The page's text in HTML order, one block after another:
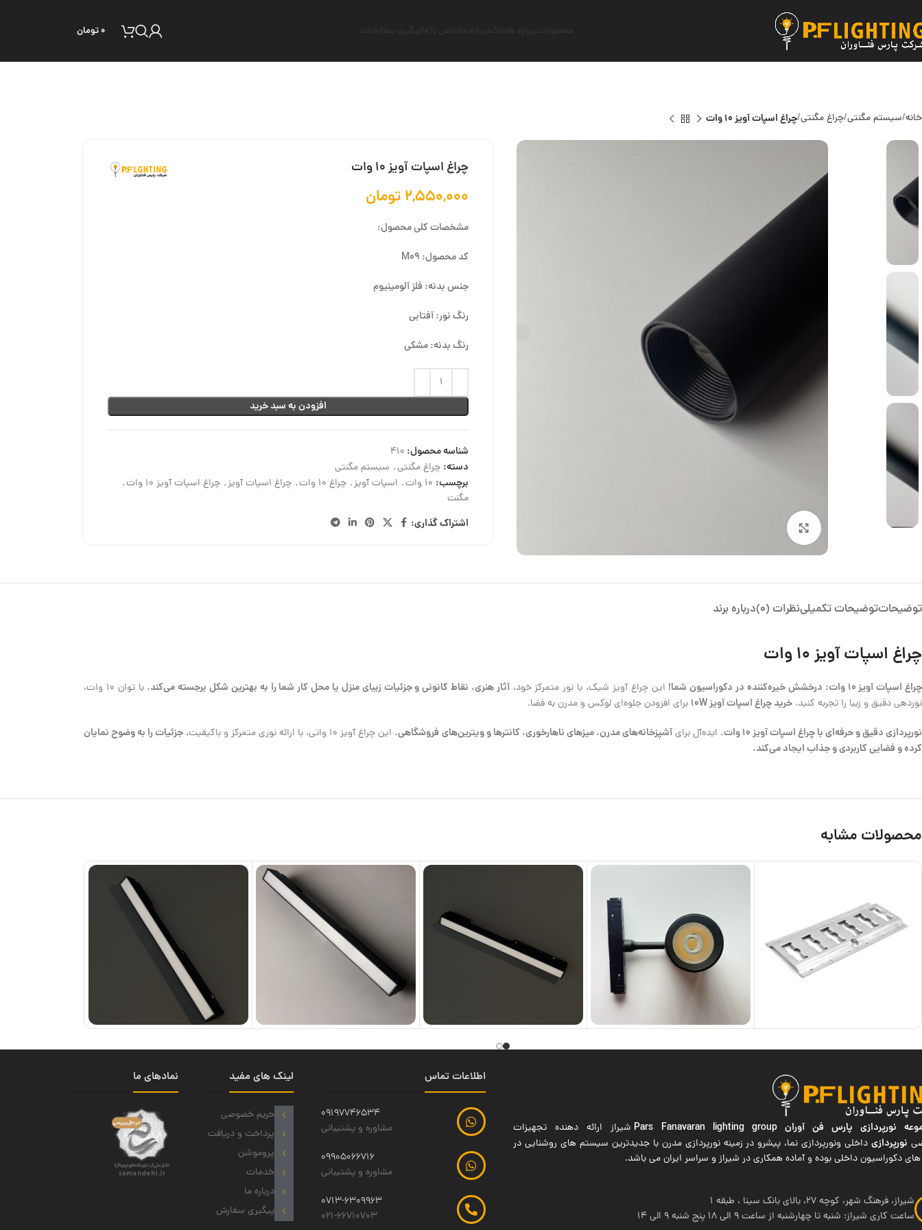
۰تومان
خانه سیستم مگنتی چراغ مگنتی چراغ اسپات آویز 10 وات
چراغ اسپات آویز 10 وات
۲,۵۵۰,۰۰۰ تومان
مشخصات کلی محصول:
کد محصول: M09
جنس بدنه: فلز آلومینیوم
رنگ نور: آفتابی
رنگ بدنه: مشکی
افزودن به سبد خرید
شناسه محصول: 410
دسته: چراغ مگنتی, سیستم مگنتی
برچسب: 10 وات , اسپات آویز, چراغ 10 وات , چراغ اسپات آویز, چراغ اسپات آویز 10 وات
,
مگنت
اشتراک گذاری:
توضیحاتتوضیحات تکمیلینظرات (0) درباره برند
چراغ اسپات آویز 10 وات
چراغ اسپات آویز 10 وات: درخشش خیره‌کننده در دکوراسیون شما! این چراغ آویز شیک، با نور متمرکز خود،آثار هنری، نقاط کانونی و جزئیات زیبای منزل یا محل کار شما را به بهترین شکل برجسته می‌کند.
با توان 10 وات،
نوردهی دقیق و زیبا را تجربه کنید. خرید چراغ اسپات آویز 10W برای افزودن جلوه‌ای لوکس و مدرن به فضا.
نورپردازی دقیق و حرفه‌ای با چراغ اسپات آویز 10 وات. ایده‌آل برایآشپزخانه‌های مدرن، میزهای ناهارخوری، کانترها و ویترین‌های فروشگاهی. این چراغ آویز 10 واتی، با ارائه نوری متمرکز و باکیفیت،
جزئیات را به وضوح نمایان
کرده و فضایی کاربردی و جذاب ایجاد می‌کند.
محصولات مشابه
نورپردازی پارس فن آوران Pars Fanavaran lighting group شیراز ارائه دهنده تجهیزات
نورپردازیداخلی ونورپردازی نما، پیشرو در زمینه نورپردازی مدرن با جدیدترین سیستم های روشنایی در
های دکوراسیون داخلی بوده و آماده همکاری در شیراز و سراسر ایران می باشد.
شیراز، فرهنگ شهر، کوچه 27، بالای بانک سینا ، طبقه 1
ساعت کاری شیراز: شنبه تا چهارشنبه از ساعت 9 الی 18 پنج شنبه 9 الی 14
اطلاعات تماس
09197746534
مشاوره و پشتیبانی
09905066716
مشاوره و پشتیبانی
0713-6309963
021-66710703
لینک های مفید
حریم خصوصی
پرداخت و دریافت
پروموشن
خدمات
درباره ما
پیگیری سفارش
نمادهای ما